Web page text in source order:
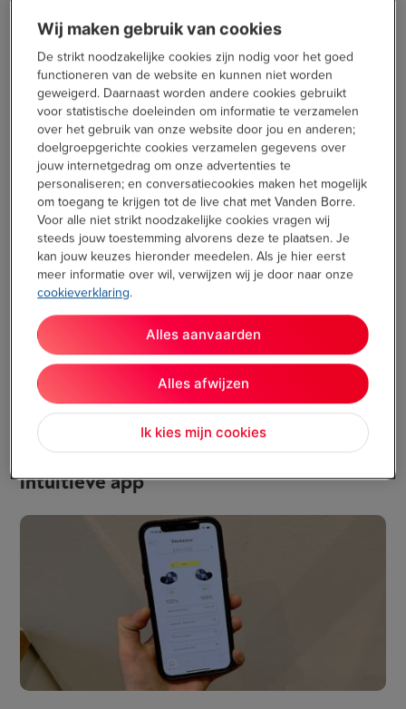
De verpakking is vrij sober en compact. Wanneer ik ze
openmaak, zie ik hetmetaalkleurige doosje waarin de
oortjes zitten, dehandleiding, eenUSB-C-kabelom de
oortjes op te laden en meerdere siliconen dopjesin
verschillende maten. Handig, want zo passen de oortjes
gegarandeerd bij iedereen.
Ik open het doosje en neem de oortjes eruit. Tijd voor de test!
Ze passen makkelijk in mijn oren en blijven goed zitten. Ik heb
dus zelfs geen andere dopjes nodig.
intuïtieve app
Wij maken gebruik van cookies
De strikt noodzakelijke cookies zijn nodig voor het goed
functioneren van de website en kunnen niet worden
geweigerd. Daarnaast worden andere cookies gebruikt
voor statistische doeleinden om informatie te verzamelen
over het gebruik van onze website door jou en anderen;
doelgroepgerichte cookies verzamelen gegevens over
jouw internetgedrag om onze advertenties te
personaliseren; en conversatiecookies maken het mogelijk
om toegang te krijgen tot de live chat met Vanden Borre.
Voor alle niet strikt noodzakelijke cookies vragen wij
steeds jouw toestemming alvorens deze te plaatsen. Je
kan jouw keuzes hieronder meedelen. Als je hier eerst
meer informatie over wil, verwijzen wij je door naar onze
cookieverklaring.
Ik kies mijn cookies
Alles afwijzen
Alles aanvaarden